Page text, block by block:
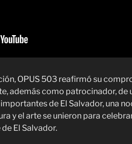
OPUS 503 reafirmó su
además como patrocinador, de
de El Salvador, una
y el arte se unieron para
El Salvador.